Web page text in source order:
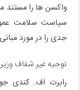
واکسن ها را مستند
سیاست سلامت
جدی را در مورد
توجیه غیر شفاف
رابرت اف. کندی